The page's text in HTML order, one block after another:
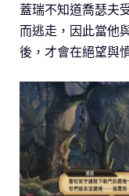
蓋瑞不知道喬瑟夫
而逃走，因此當他
後，才會在絕望與